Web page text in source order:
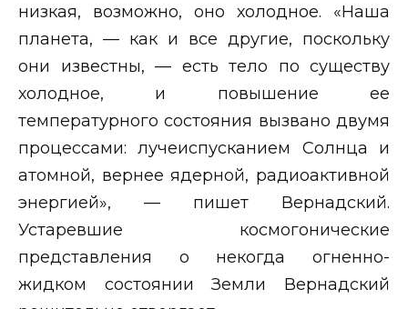
низкая, возможно, оно холодное. «Наша
планета, — как и все другие, поскольку
они известны, — есть тело по существу
холодное, и повышение ее
температурного состояния вызвано двумя
процессами: лучеиспусканием Солнца и
атомной, вернее ядерной, радиоактивной
энергией», — пишет Вернадский.
Устаревшие космогонические
представления о некогда огненно-
жидком состоянии Земли Вернадский